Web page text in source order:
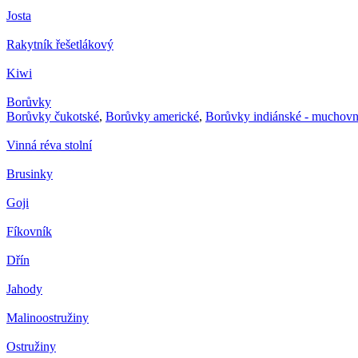
Josta
Rakytník řešetlákový
Kiwi
Borůvky
Borůvky čukotské, Borůvky americké, Borůvky indiánské -
Vinná réva stolní
Brusinky
Goji
Fíkovník
Dřín
Jahody
Malinoostružiny
Ostružiny